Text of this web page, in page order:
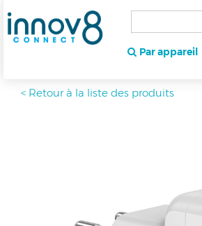
Par appareil
< Retour à la liste des produits